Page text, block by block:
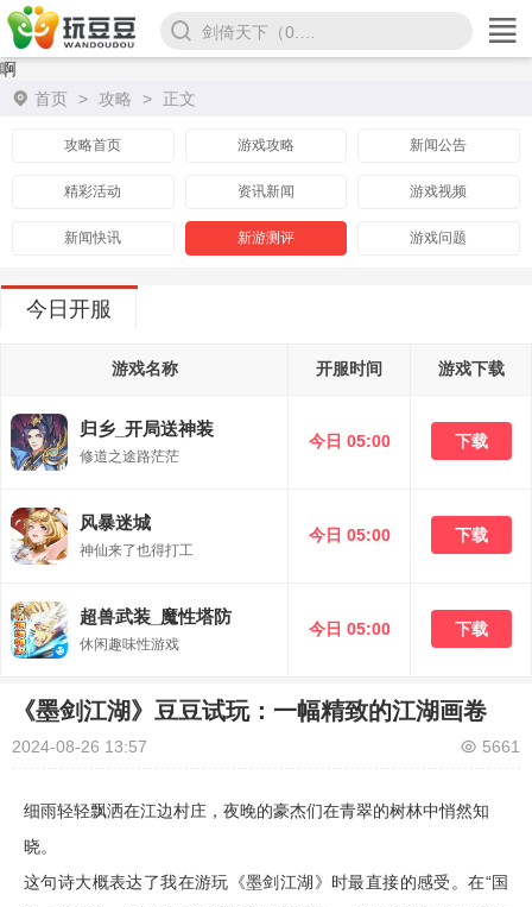
啊
首页 > 攻略 > 正文
攻略首页 游戏攻略 新闻公告
精彩活动 资讯新闻 游戏视频
新闻快讯 新游测评 游戏问题
今日开服
游戏名称 开服时间 游戏下载
归乡_开局送神装
修道之途路茫茫
今日 05:00 下载
风暴迷城
神仙来了也得打工
今日 05:00 下载
超兽武装_魔性塔防
休闲趣味性游戏
今日 05:00 下载
《墨剑江湖》豆豆试玩：一幅精致的江湖画卷
2024-08-26 13:57 5661
细雨轻轻飘洒在江边村庄，夜晚的豪杰们在青翠的树林中悄然知
晓。
这句诗大概表达了我在游玩《墨剑江湖》时最直接的感受。在“国